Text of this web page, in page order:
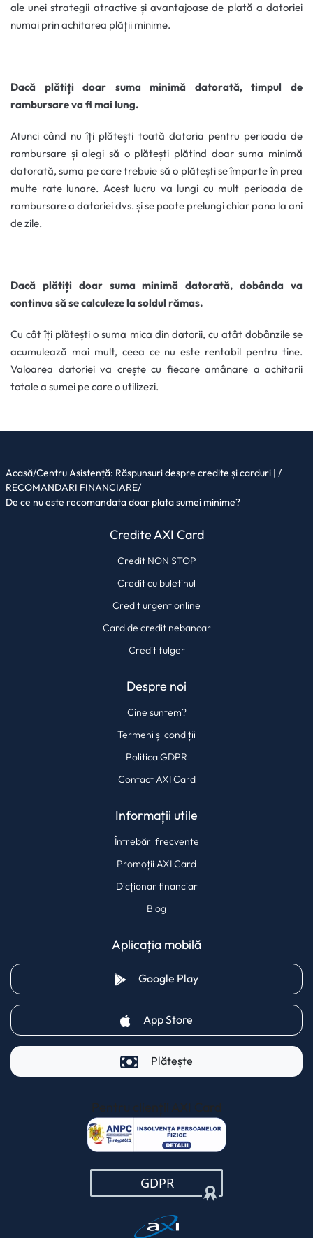
ale unei strategii atractive și avantajoase de plată a datoriei
numai prin achitarea plății minime.
Dacă plătiți doar suma minimă datorată, timpul de
rambursare va fi mai lung.
Atunci când nu îți plătești toată datoria pentru perioada de
rambursare și alegi să o plătești plătind doar suma minimă
datorată, suma pe care trebuie să o plătești se împarte în prea
multe rate lunare. Acest lucru va lungi cu mult perioada de
rambursare a datoriei dvs. și se poate prelungi chiar pana la ani
de zile.
Dacă plătiți doar suma minimă datorată, dobânda va
continua să se calculeze la soldul rămas.
Cu cât îți plătești o suma mica din datorii, cu atât dobânzile se
acumulează mai mult, ceea ce nu este rentabil pentru tine.
Valoarea datoriei va crește cu fiecare amânare a achitarii
totale a sumei pe care o utilizezi.
Acasă/Centru Asistență: Răspunsuri despre credite și carduri | /
RECOMANDARI FINANCIARE/
De ce nu este recomandata doar plata sumei minime?
Credite AXI Card
Credit NON STOP
Credit cu buletinul
Credit urgent online
Card de credit nebancar
Credit fulger
Despre noi
Cine suntem?
Termeni și condiții
Politica GDPR
Contact AXI Card
Informații utile
Întrebări frecvente
Promoții AXI Card
Dicționar financiar
Blog
Aplicația mobilă
Google Play(opens in a new tab)
App Store
Plătește
Pentru clienții AXI Card
(opens in a new